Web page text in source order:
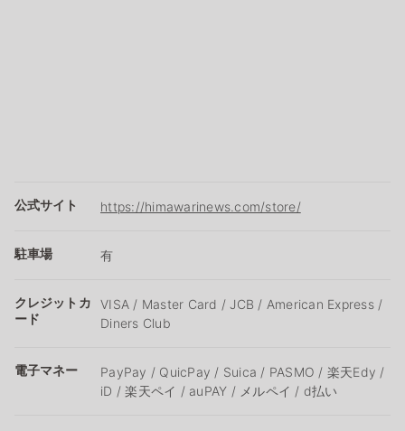
公式サイト https://himawarinews.com/store/
駐車場 有
クレジットカ
ード
VISA / Master Card / JCB / American Express /
Diners Club
電子マネー
PayPay / QuicPay / Suica / PASMO / 楽天Edy /
iD / 楽天ペイ / auPAY / メルペイ / d払い